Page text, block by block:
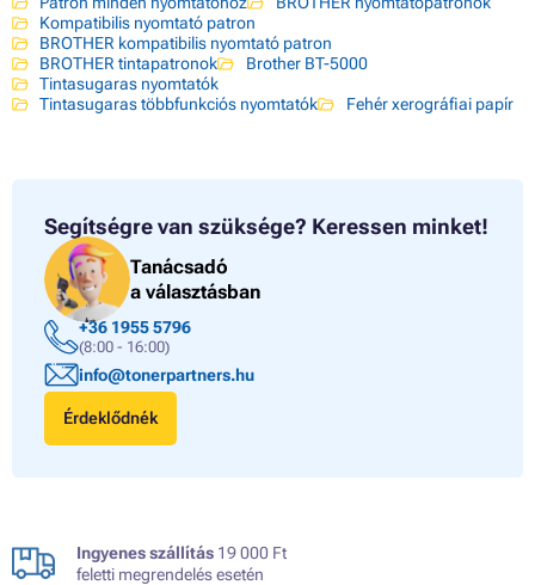
Kompatibilis nyomtató patron
BROTHER kompatibilis nyomtató patron
BROTHER tintapatronok
Brother BT-5000
Tintasugaras nyomtatók
Tintasugaras többfunkciós nyomtatók
Fehér xerográfiai papír
Segítségre van szüksége? Keressen minket!
Tanácsadó
a választásban
+36 1955 5796
(8:00 - 16:00)
info@tonerpartners.hu
Érdeklődnék
Ingyenes szállítás 19 000 Ft
feletti megrendelés esetén